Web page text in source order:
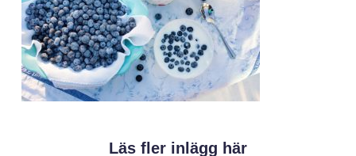
Läs fler inlägg här